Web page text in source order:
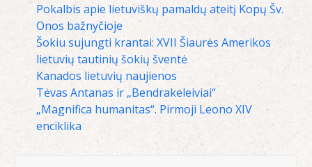
Pokalbis apie lietuviškų pamaldų ateitį Kopų Šv.
Onos bažnyčioje
Šokiu sujungti krantai: XVII Šiaurės Amerikos
lietuvių tautinių šokių šventė
Kanados lietuvių naujienos
Tėvas Antanas ir „Bendrakeleiviai“
„Magnifica humanitas“. Pirmoji Leono XIV
enciklika